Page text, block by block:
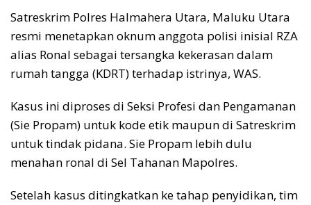
Satreskrim Polres Halmahera Utara, Maluku Utara
resmi menetapkan oknum anggota polisi inisial RZA
alias Ronal sebagai tersangka kekerasan dalam
rumah tangga (KDRT) terhadap istrinya, WAS.
Kasus ini diproses di Seksi Profesi dan Pengamanan
(Sie Propam) untuk kode etik maupun di Satreskrim
untuk tindak pidana. Sie Propam lebih dulu
menahan ronal di Sel Tahanan Mapolres.
Setelah kasus ditingkatkan ke tahap penyidikan, tim